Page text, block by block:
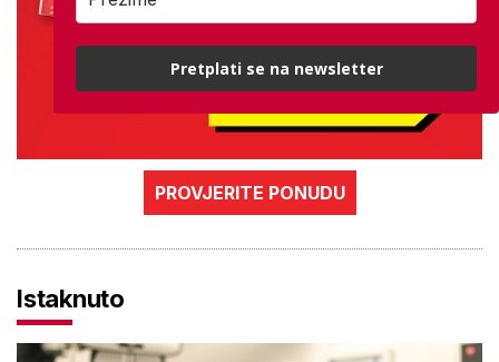
PROVJERITE PONUDU
Istaknuto
Pretplati se na newsletter